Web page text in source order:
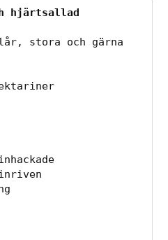
hjärtsallad
stora och gärna